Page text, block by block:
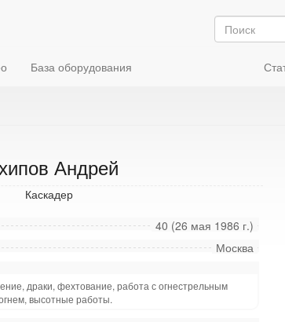
База оборудования
Андрей
Каскадер
40 (26 мая 1986 г.)
Москва
драки, фехтование, работа с огнестрельным
высотные работы.